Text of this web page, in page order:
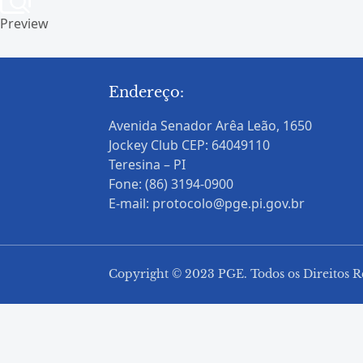
Preview
Endereço:
Avenida Senador Arêa Leão, 1650
Jockey Club CEP: 64049110
Teresina – PI
Fone: (86) 3194-0900
E-mail: protocolo@pge.pi.gov.br
Copyright © 2023 PGE. Todos os Direitos